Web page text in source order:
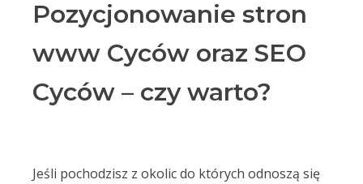
Pozycjonowanie stron
www Cyców oraz SEO
Cyców – czy warto?
Jeśli pochodzisz z okolic do których odnoszą się